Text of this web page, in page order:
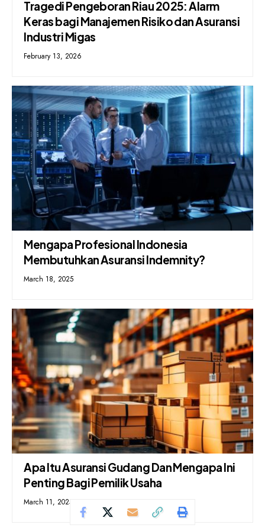
Tragedi Pengeboran Riau 2025: Alarm
Keras bagi Manajemen Risiko dan Asuransi
Industri Migas
February 13, 2026
Mengapa Profesional Indonesia
Membutuhkan Asuransi Indemnity?
March 18, 2025
Apa Itu Asuransi Gudang Dan Mengapa Ini
Penting Bagi Pemilik Usaha
March 11, 2025